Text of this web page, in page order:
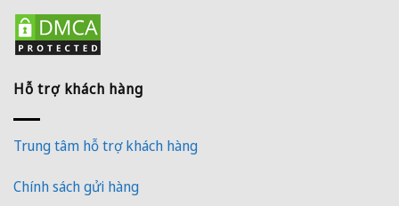
Hỗ trợ khách hàng
Trung tâm hỗ trợ khách hàng
Chính sách gửi hàng